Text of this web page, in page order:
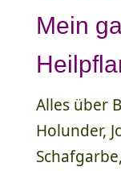
Mein
Alles über
Holunder,